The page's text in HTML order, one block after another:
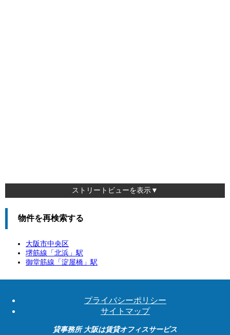
ストリートビューを表示▼
物件を再検索する
大阪市中央区
堺筋線「 北浜 」駅
御堂筋線「 淀屋橋 」駅
プライバシーポリシー
サイトマップ
貸事務所 大阪は賃貸オフィスサービス